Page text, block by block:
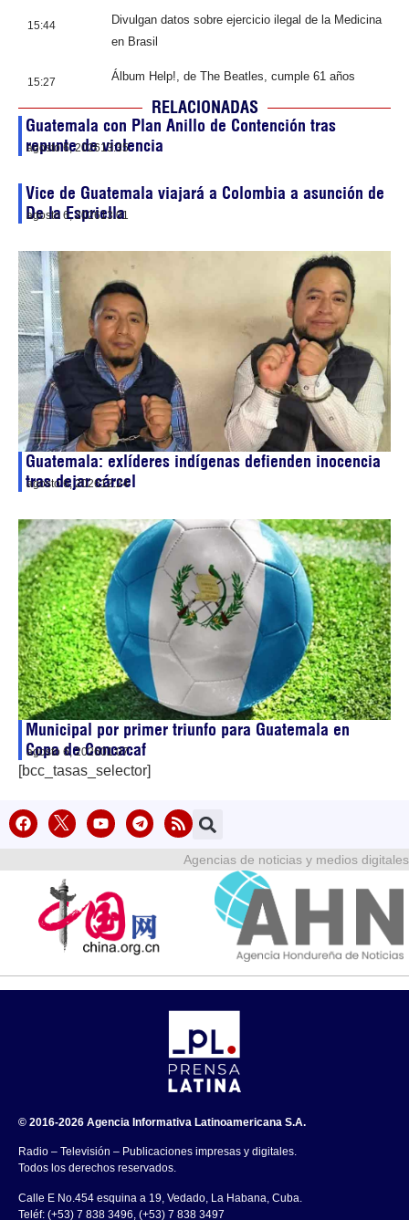
15:44
Divulgan datos sobre ejercicio ilegal de la Medicina
en Brasil
15:27 Álbum Help!, de The Beatles, cumple 61 años
RELACIONADAS
Guatemala con Plan Anillo de Contención tras
repunte de violencia
agosto 6, 202613:35
Vice de Guatemala viajará a Colombia a asunción de
De la Espriella
agosto 6, 202613:01
Guatemala: exlíderes indígenas defienden inocencia
tras dejar cárcel
agosto 6, 202612:24
Municipal por primer triunfo para Guatemala en
Copa de Concacaf
agosto 6, 202601:07
[bcc_tasas_selector]
Agencias de noticias y medios digitales
© 2016-2026 Agencia Informativa Latinoamericana S.A.
Radio – Televisión – Publicaciones impresas y digitales.
Todos los derechos reservados.
Calle E No.454 esquina a 19, Vedado, La Habana, Cuba.
Teléf: (+53) 7 838 3496, (+53) 7 838 3497